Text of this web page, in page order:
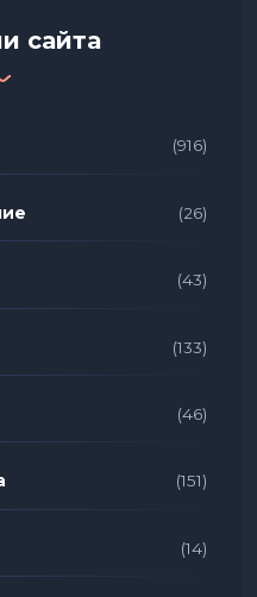
сайта
(916)
(26)
(43)
(133)
(46)
(151)
(14)